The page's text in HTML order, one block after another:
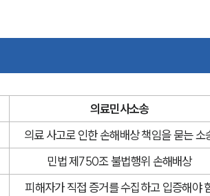
의료민사소송
의료 사고로 인한 손해배상 책임을 묻는 소
민법 제750조 불법행위 손해배상
피해자가 직접 증거를 수집하고 입증해야